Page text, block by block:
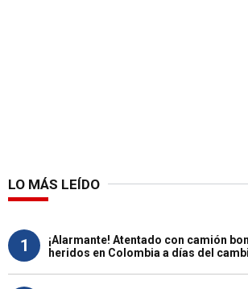
LO MÁS LEÍDO
1
¡Alarmante! Atentado con camión
heridos en Colombia a días del